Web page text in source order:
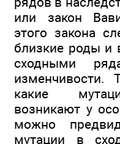
или закон
этого закона
близкие роды и
сходными
изменчивости.
какие
возникают у
можно
мутации в